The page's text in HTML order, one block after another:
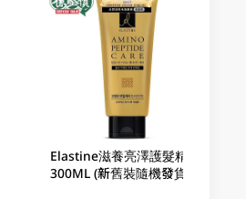
Elastine滋養亮澤護髮精華
300ML (新舊裝隨機發貨)